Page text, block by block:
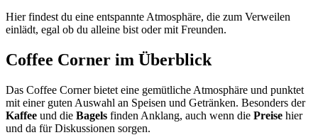
Hier findest du eine entspannte Atmosphäre, die zum Verweilen
einlädt, egal ob du alleine bist oder mit Freunden.
Coffee Corner im Überblick
Das Coffee Corner bietet eine gemütliche Atmosphäre und punktet
mit einer guten Auswahl an Speisen und Getränken. Besonders der
Kaffee und die Bagels finden Anklang, auch wenn die Preise hier
und da für Diskussionen sorgen.